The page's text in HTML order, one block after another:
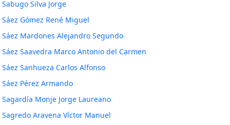
Sabugo Silva Jorge
Sáez Gómez René Miguel
Sáez Mardones Alejandro Segundo
Sáez Saavedra Marco Antonio del Carmen
Sáez Sanhueza Carlos Alfonso
Sáez Pérez Armando
Sagardía Monje Jorge Laureano
Sagredo Aravena Víctor Manuel